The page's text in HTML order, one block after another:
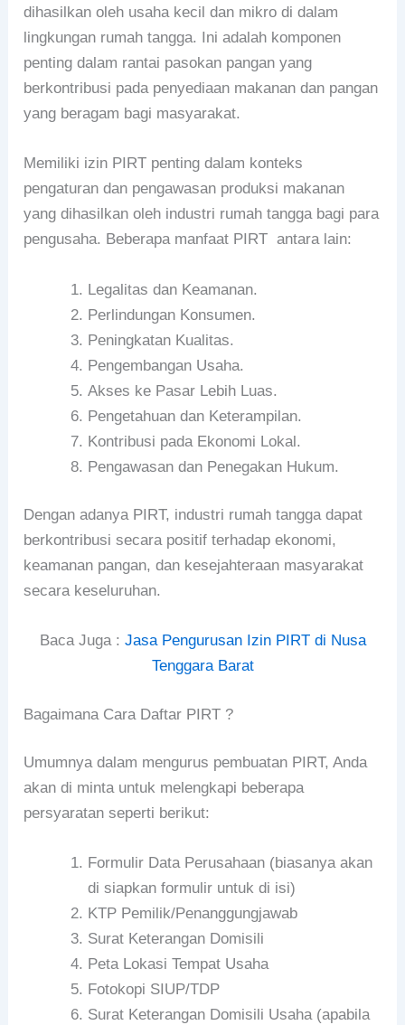
dihasilkan oleh usaha kecil dan mikro di dalam
lingkungan rumah tangga. Ini adalah komponen
penting dalam rantai pasokan pangan yang
berkontribusi pada penyediaan makanan dan pangan
yang beragam bagi masyarakat.
Memiliki izin PIRT penting dalam konteks
pengaturan dan pengawasan produksi makanan
yang dihasilkan oleh industri rumah tangga bagi para
pengusaha. Beberapa manfaat PIRT antara lain:
Legalitas dan Keamanan.
Perlindungan Konsumen.
Peningkatan Kualitas.
Pengembangan Usaha.
Akses ke Pasar Lebih Luas.
Pengetahuan dan Keterampilan.
Kontribusi pada Ekonomi Lokal.
Pengawasan dan Penegakan Hukum.
Dengan adanya PIRT, industri rumah tangga dapat
berkontribusi secara positif terhadap ekonomi,
keamanan pangan, dan kesejahteraan masyarakat
secara keseluruhan.
Baca Juga : Jasa Pengurusan Izin PIRT di Nusa
Tenggara Barat
Bagaimana Cara Daftar PIRT ?
Umumnya dalam mengurus pembuatan PIRT, Anda
akan di minta untuk melengkapi beberapa
persyaratan seperti berikut:
Formulir Data Perusahaan (biasanya akan
di siapkan formulir untuk di isi)
KTP Pemilik/Penanggungjawab
Surat Keterangan Domisili
Peta Lokasi Tempat Usaha
Fotokopi SIUP/TDP
Surat Keterangan Domisili Usaha (apabila